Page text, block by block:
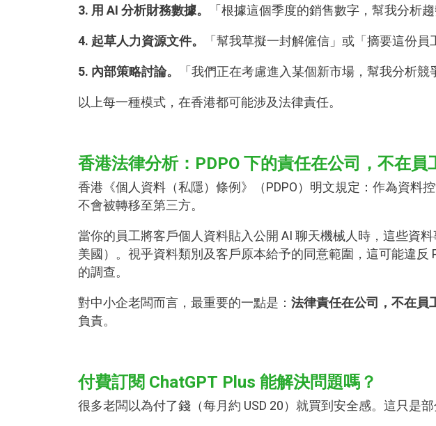
3. 用 AI 分析財務數據。
「根據這個季度的銷售數字，幫我分析
4. 起草人力資源文件。
「幫我草擬一封解僱信」或「摘要這份
5. 內部策略討論。
「我們正在考慮進入某個新市場，幫我分析
以上每一種模式，在香港都可能涉及法律責任。
香港法律分析：PDPO 下的責任在公司，不在員
香港《個人資料（私隱）條例》（PDPO）明文規定：作為資
不會被轉移至第三方。
當你的員工將客戶個人資料貼入公開 AI 聊天機械人時，這些資
美國）。視乎資料類別及客戶原本給予的同意範圍，這可能違
的調查。
對中小企老闆而言，最重要的一點是： 法律責任在公司，不在員
負責。
付費訂閱 ChatGPT Plus 能解決問題嗎？
很多老闆以為付了錢（每月約 USD 20）就買到安全感。這只是部